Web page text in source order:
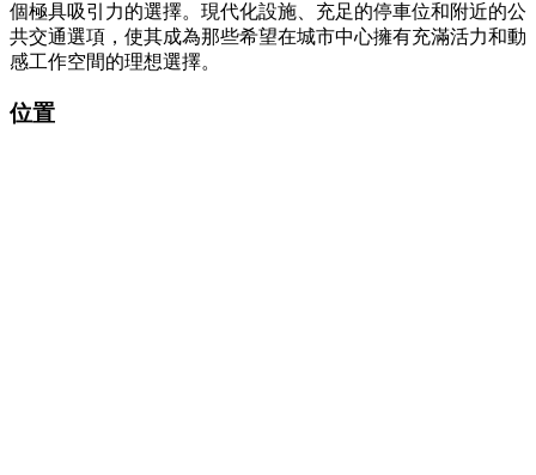
個極具吸引力的選擇。現代化設施、充足的停車位和附近的公
共交通選項，使其成為那些希望在城市中心擁有充滿活力和動
感工作空間的理想選擇。
位置